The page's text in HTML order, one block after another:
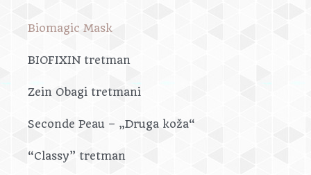
Biomagic Mask
BIOFIXIN tretman
Zein Obagi tretmani
Seconde Peau – „Druga koža“
“Classy” tretman